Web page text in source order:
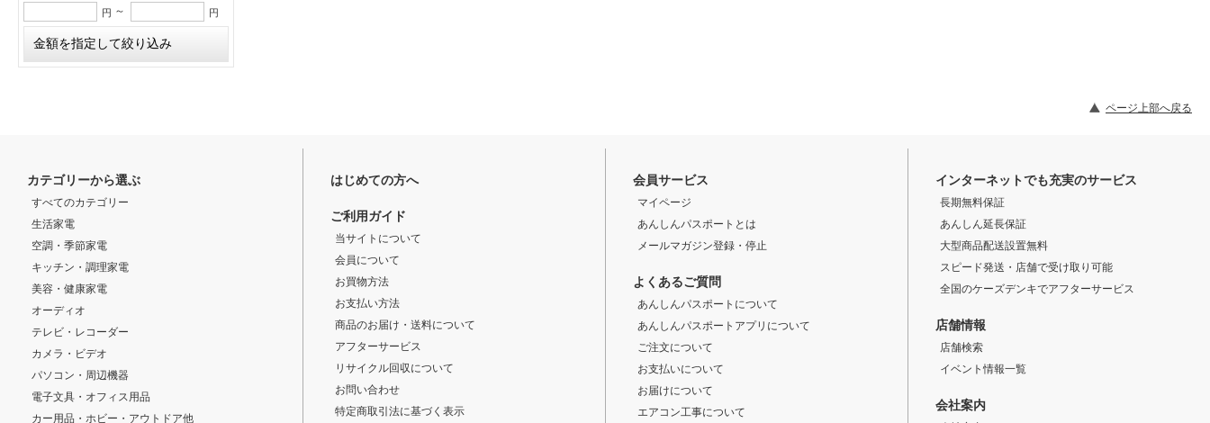
円 ～ 円
ページ上部へ戻る
カテゴリーから選ぶ
すべてのカテゴリー
生活家電
空調・季節家電
キッチン・調理家電
美容・健康家電
オーディオ
テレビ・レコーダー
カメラ・ビデオ
パソコン・周辺機器
電子文具・オフィス用品
カー用品・ホビー・アウトドア他
はじめての方へ
ご利用ガイド
当サイトについて
会員について
お買物方法
お支払い方法
商品のお届け・送料について
アフターサービス
リサイクル回収について
お問い合わせ
特定商取引法に基づく表示
会員サービス
マイページ
あんしんパスポートとは
メールマガジン登録・停止
よくあるご質問
あんしんパスポートについて
あんしんパスポートアプリについて
ご注文について
お支払いについて
お届けについて
エアコン工事について
インターネットでも充実のサービス
長期無料保証
あんしん延長保証
大型商品配送設置無料
スピード発送・店舗で受け取り可能
全国のケーズデンキでアフターサービス
店舗情報
店舗検索
イベント情報一覧
会社案内